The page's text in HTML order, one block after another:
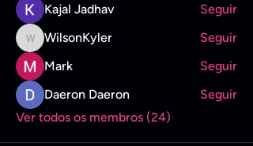
Kajal Jadhav
Seguir
WilsonKyler
WilsonKyler
Seguir
Mark
Seguir
Daeron Daeron
Seguir
Ver todos os membros (24)